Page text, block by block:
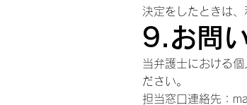
決定をしたときは
9.お問
当弁護士における
ださい。
担当窓口連絡先：